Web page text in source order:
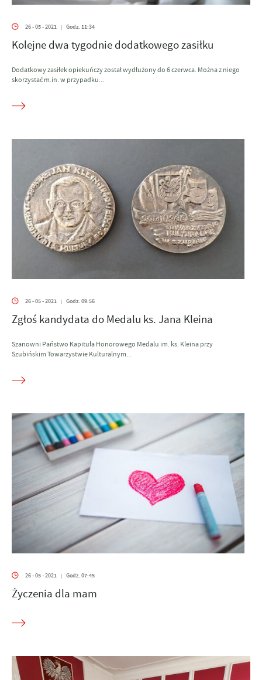
26 - 05 - 2021 | Godz. 11:34
Kolejne dwa tygodnie dodatkowego zasiłku
Dodatkowy zasiłek opiekuńczy został wydłużony do 6 czerwca. Można z niego
skorzystać m.in. w przypadku...
26 - 05 - 2021 | Godz. 09:56
Zgłoś kandydata do Medalu ks. Jana Kleina
Szanowni Państwo Kapituła Honorowego Medalu im. ks. Kleina przy
Szubińskim Towarzystwie Kulturalnym...
26 - 05 - 2021 | Godz. 07:45
Życzenia dla mam